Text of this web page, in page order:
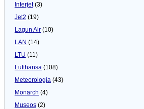
Interjet(3)
Jet2 (19)
Lagun Air (10)
LAN (14)
LTU (11)
Lufthansa (108)
Meteorologí­a (43)
Monarch (4)
Museos (2)